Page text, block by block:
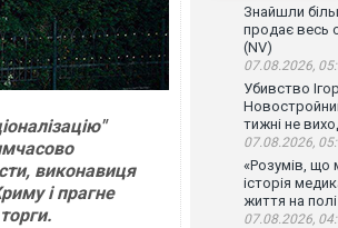
виконавиця
і прагне
Знайшли
продає весь
(NV)
07.08.2026,
Убивство
тижні не
07.08.2026,
«Розумів, що
історія
життя на
07.08.2026,